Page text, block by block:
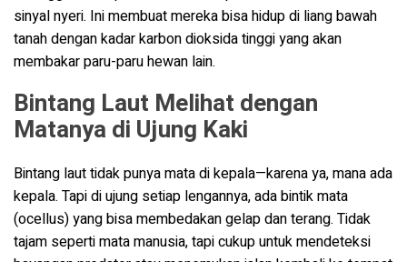
sinyal nyeri. Ini membuat mereka bisa hidup di liang bawah
tanah dengan kadar karbon dioksida tinggi yang akan
membakar paru-paru hewan lain.
Bintang Laut Melihat dengan
Matanya di Ujung Kaki
Bintang laut tidak punya mata di kepala—karena ya, mana ada
kepala. Tapi di ujung setiap lengannya, ada bintik mata
(ocellus) yang bisa membedakan gelap dan terang. Tidak
tajam seperti mata manusia, tapi cukup untuk mendeteksi